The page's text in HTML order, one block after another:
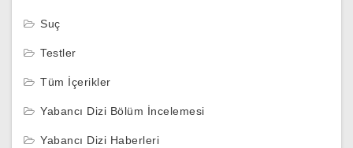
Suç
Testler
Tüm İçerikler
Yabancı Dizi Bölüm İncelemesi
Yabancı Dizi Haberleri